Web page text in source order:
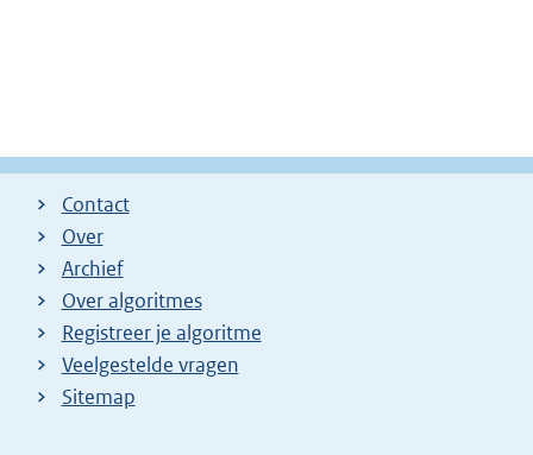
Contact
Over
Archief
Over algoritmes
Registreer je algoritme
Veelgestelde vragen
Sitemap